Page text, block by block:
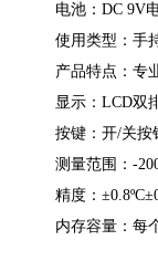
电池：DC 9V
使用类型：手
产品特点：专
显示：LCD双
按键：开/关按
测量范围：-
精度：
内存容量：每